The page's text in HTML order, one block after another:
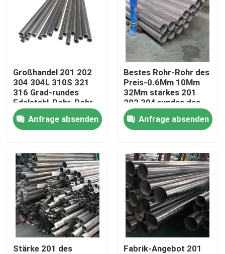
Kontakte
Videos
Edelstahl-Spule
Edelstahlstreifen
Edelstahlblech-Platte
dekoratives Blatt des Edelstahls
Edelstahl gegen Gelbfärbung
Großhandel 201 202
304 304L 310S 321
316 Grad-rundes
Edelstahl-Rohr-Rohr
Anfrage absenden
Bestes Rohr-Rohr des
Preis-0.6Mm 10Mm
32Mm starkes 201
202 304 rundes des
Edelstahl-304L 316
316L 321 430
Anfrage absenden
Stärke 201 des
Fabrik-Angebot 201